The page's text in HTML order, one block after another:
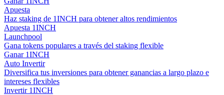
Apuesta
Haz staking de 1INCH para obtener altos rendimientos
Apuesta 1INCH
Launchpool
Gana tokens populares a través del staking flexible
Ganar 1INCH
Auto Invertir
Diversifica tus inversiones para obtener ganancias a largo plazo e
intereses flexibles
Invertir 1INCH